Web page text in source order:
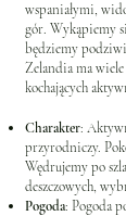
wspaniałymi,
gór. Wykąpiemy
będziemy
Zelandia ma
kochających
Charakter:
przyrodniczy.
Wędrujemy po
deszczowych,
Pogoda: Pogoda